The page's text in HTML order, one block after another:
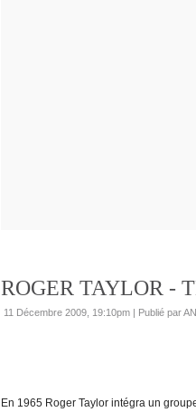
ROGER TAYLOR -
11 Décembre 2009, 19:10pm | Publié par
En 1965 Roger Taylor intégra un